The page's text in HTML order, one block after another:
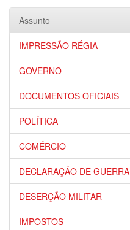
Assunto
IMPRESSÃO RÉGIA
GOVERNO
DOCUMENTOS OFICIAIS
POLÍTICA
COMÉRCIO
DECLARAÇÃO DE GUERRA
DESERÇÃO MILITAR
IMPOSTOS